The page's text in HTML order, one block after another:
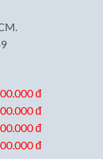
đ
đ
đ
đ